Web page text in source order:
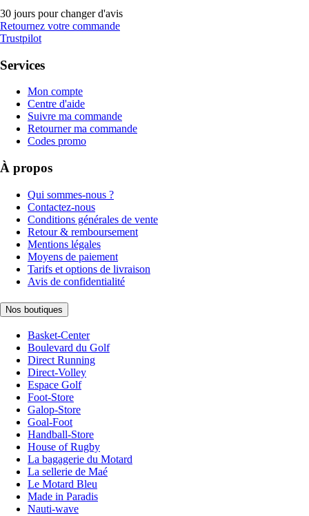
30 jours pour changer d'avis
Retournez votre commande
Trustpilot
Services
Mon compte
Centre d'aide
Suivre ma commande
Retourner ma commande
Codes promo
À propos
Qui sommes-nous ?
Contactez-nous
Conditions générales de vente
Retour & remboursement
Mentions légales
Moyens de paiement
Tarifs et options de livraison
Avis de confidentialité
Nos boutiques
Basket-Center
Boulevard du Golf
Direct Running
Direct-Volley
Espace Golf
Foot-Store
Galop-Store
Goal-Foot
Handball-Store
House of Rugby
La bagagerie du Motard
La sellerie de Maé
Le Motard Bleu
Made in Paradis
Nauti-wave